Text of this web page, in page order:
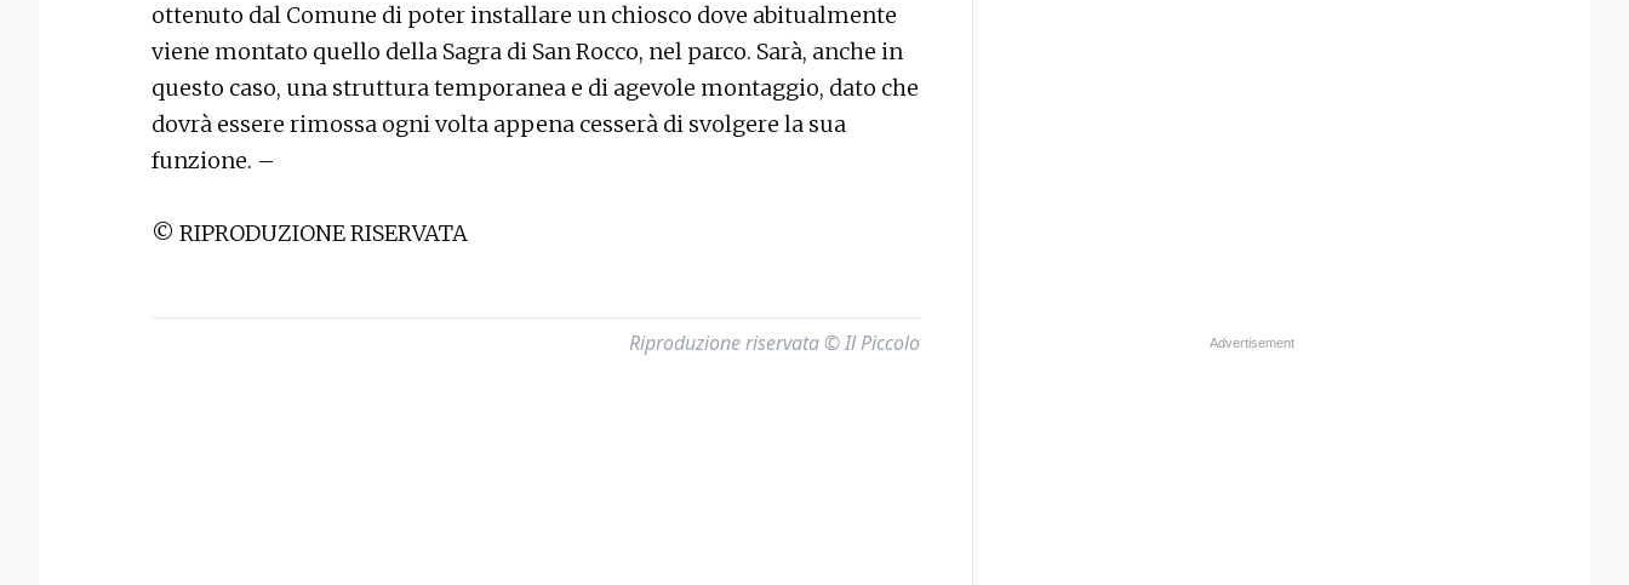
ottenuto dal Comune di poter installare un chiosco dove abitualmente
viene montato quello della Sagra di San Rocco, nel parco. Sarà, anche in
questo caso, una struttura temporanea e di agevole montaggio, dato che
dovrà essere rimossa ogni volta appena cesserà di svolgere la sua
funzione. –
© RIPRODUZIONE RISERVATA
Riproduzione riservata © Il Piccolo